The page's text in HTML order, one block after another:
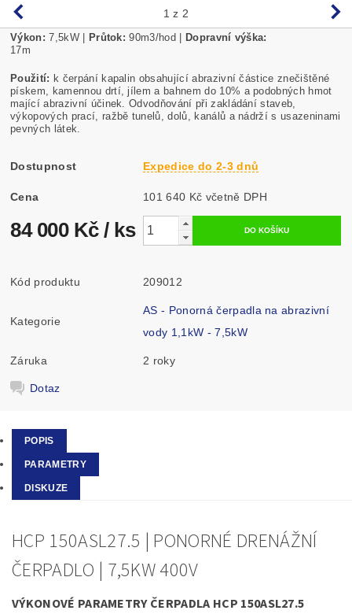
1 z 2
Výkon:7,5kW | Průtok:90m3/hod |
Dopravní výška:
17m
Použití: k čerpání kapalin obsahující abrazivní částice znečištěné
pískem, kamennou drtí, jílem a bahnem do 10% a podobných hmot
mající abrazivní účinek. Odvodňování při zakládání staveb,
výkopových prací, ražbě tunelů, dolů, kanálů a nádrží s usazeninami
pevných látek.
Dostupnost Expedice do 2-3 dnů
Cena 101 640 Kč včetně DPH
84 000 Kč/ ks
Kód produktu 209012
Kategorie
AS - Ponorná čerpadla na abrazivní
vody 1,1kW - 7,5kW
Záruka 2 roky
Dotaz
POPIS
PARAMETRY
DISKUZE
HCP 150ASL27.5 | PONORNÉ DRENÁŽNÍ
ČERPADLO | 7,5KW 400V
VÝKONOVÉ PARAMETRY ČERPADLA HCP 150ASL27.5